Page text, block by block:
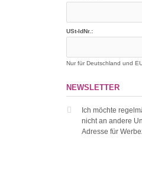
USt-IdNr.:
Nur für Deutschland und
NEWSLETTER
Ich möchte
nicht an andere
Adresse für